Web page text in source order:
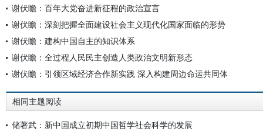
谢伏瞻：百年大党奋进新征程的政治宣言
谢伏瞻：深刻把握全面建设社会主义现代化国家面临的形势
谢伏瞻：建构中国自主的知识体系
谢伏瞻：全过程人民民主创造人类政治文明新形态
谢伏瞻：引领区域经济合作新实践 深入构建周边命运共同体
相同主题阅读
储著武：新中国成立初期中国哲学社会科学的发展